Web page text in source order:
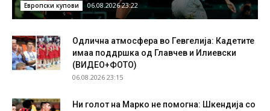
Европски купови 06.08.2026 23:22
Одлична атмосфера во Гевгелија: Кадетите
имаа поддршка од Главчев и Илиевски
(ВИДЕО+ФОТО)
06.08.2026 23:15
Ни голот на Марко не помогна: Шкендија со